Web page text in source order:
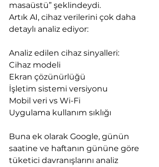
masaüstü” şeklindeydi.
Artık AI, cihaz verilerini çok daha
detaylı analiz ediyor:
Analiz edilen cihaz sinyalleri:
Cihaz modeli
Ekran çözünürlüğü
İşletim sistemi versiyonu
Mobil veri vs Wi-Fi
Uygulama kullanım sıklığı
Buna ek olarak Google, günün
saatine ve haftanın gününe göre
tüketici davranışlarını analiz